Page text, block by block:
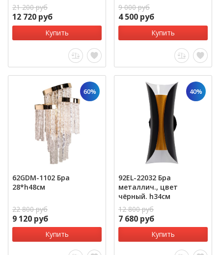
21 200 руб
12 720 руб
Купить
9 000 руб
4 500 руб
Купить
60%
62GDM-1102 Бра
28*h48см
22 800 руб
9 120 руб
Купить
40%
92EL-22032 Бра
металлич., цвет
чёрный. h34см
12 800 руб
7 680 руб
Купить